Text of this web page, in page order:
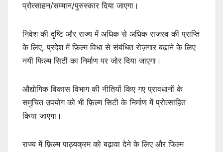
प्रोत्साहन/सम्मान/पुरुस्कार दिया जाएगा।
निवेश की दृष्टि और राज्य में अधिक से अधिक राजस्व की प्राप्ति
के लिए, प्रदेश में फ़िल्म विधा से संबंधित रोज़गार बढ़ाने के लिए
नयी फिल्म सिटी का निर्माण पर जोर दिया जाएगा।
औद्योगिक विकास विभाग की नीतियों किए गए प्रावधानों के
समुचित उपयोग को भी फ़िल्म सिटी के निर्माण में प्रोत्साहित
किया जाएगा।
राज्य में फ़िल्म पाठ्यक्रम को बढ़ावा देने के लिए और फिल्म